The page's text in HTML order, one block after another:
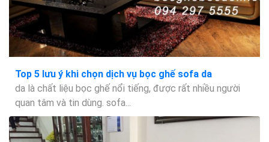
Top 5 lưu ý khi chọn dịch vụ bọc ghế sofa da
da là chất liệu bọc ghế nổi tiếng, được rất nhiều người
quan tâm và tin dùng. sofa...